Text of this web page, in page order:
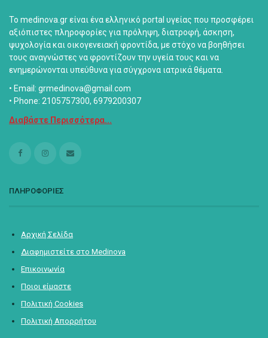
Το medinova.gr είναι ένα ελληνικό portal υγείας που προσφέρει
αξιόπιστες πληροφορίες για πρόληψη, διατροφή, άσκηση,
ψυχολογία και οικογενειακή φροντίδα, με στόχο να βοηθήσει
τους αναγνώστες να φροντίζουν την υγεία τους και να
ενημερώνονται υπεύθυνα για σύγχρονα ιατρικά θέματα.
• Email: grmedinova@gmail.com
• Phone: 2105757300, 6979200307
Διαβάστε Περισσότερα...
ΠΛΗΡΟΦΟΡΙΕΣ
Αρχική Σελίδα
Διαφημιστείτε στο Medinova
Επικοινωνία
Ποιοι είμαστε
Πολιτική Cookies
Πολιτική Απορρήτου